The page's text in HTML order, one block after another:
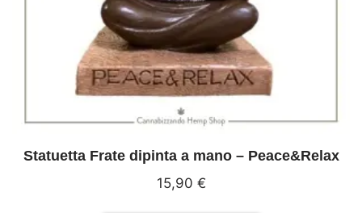
Statuetta Frate dipinta a mano – Peace&Relax
15,90 €